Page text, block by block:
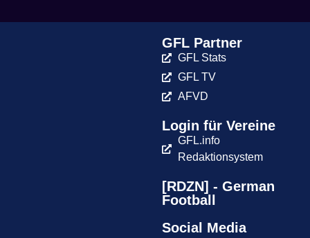
GFL Partner
GFL Stats
GFL TV
AFVD
Login für Vereine
GFL.info
Redaktionsystem
[RDZN] - German
Football
Social Media